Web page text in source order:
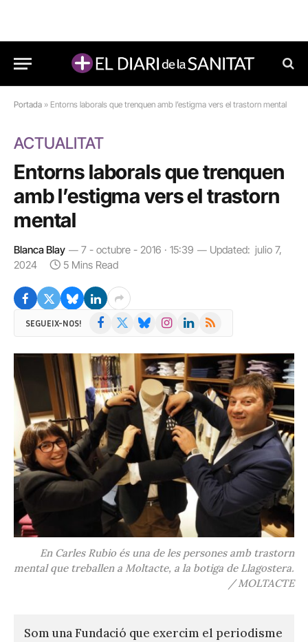
Portada » Entorns laborals que trenquen amb l’estigma vers el trastorn mental
ACTUALITAT
Entorns laborals que trenquen
amb l’estigma vers el trastorn
mental
Blanca Blay 7 - octubre - 2016 · 15:39 Updated: julio 7,
2024
5 Mins Read
SEGUEIX-NOS! Facebook BlueskyInstagramLinkedIn
RSS
En Carles Rubio és una de les persones amb trastorn
mental que treballen a Moltacte, a la botiga de Llagostera.
/ MOLTACTE
Som una Fundació que exercim el periodisme